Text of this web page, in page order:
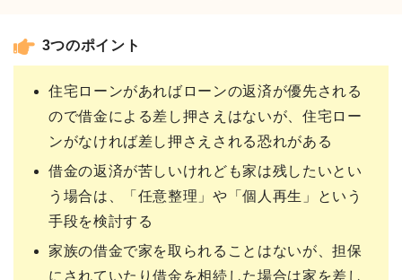
3つのポイント
住宅ローンがあればローンの返済が優先される
ので借金による差し押さえはないが、住宅ロー
ンがなければ差し押さえされる恐れがある
借金の返済が苦しいけれども家は残したいとい
う場合は、「任意整理」や「個人再生」という
手段を検討する
家族の借金で家を取られることはないが、担保
にされていたり借金を相続した場合は家を差し